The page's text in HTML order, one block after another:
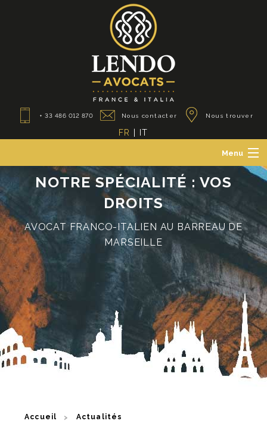
+ 33 486 012 870 Nous contacter Nous trouver
FR IT
Menu
Le Cabinet
Avocats des particuliers
Avocats des professionnels
Avocats franco-italiens
Actualités
Contact
NOTRE SPÉCIALITÉ : VOS
DROITS
AVOCAT FRANCO-ITALIEN AU BARREAU DE
MARSEILLE
Accueil Actualités